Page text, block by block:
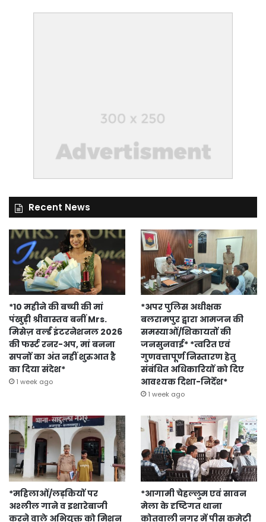
Recent News
*10 महीने की बच्ची की मां
पंखुड़ी श्रीवास्तव बनीं Mrs.
मिसेज़ वर्ल्ड इंटरनेशनल 2026
की फर्स्ट रनर-अप, मां बनना
सपनों का अंत नहीं शुरुआत है
का दिया संदेश*
1 week ago
*अपर पुलिस अधीक्षक
बलरामपुर द्वारा आमजन की
समस्याओं/शिकायतों की
जनसुनवाई* *त्वरित एवं
गुणवत्तापूर्ण निस्तारण हेतु
संबंधित अधिकारियों को दिए
आवश्यक दिशा-निर्देश*
1 week ago
*महिलाओं/लड़कियों पर
अश्लील गाने व इशारेबाजी
करने वाले अभियुक्त को मिशन
*आगामी चेहल्लुम एवं सावन
मेला के दृष्टिगत थाना
कोतवाली नगर में पीस कमेटी